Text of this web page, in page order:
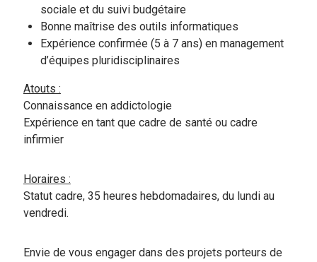
sociale et du suivi budgétaire
Bonne maîtrise des outils informatiques
Expérience confirmée (5 à 7 ans) en management
d’équipes pluridisciplinaires
Atouts :
Connaissance en addictologie
Expérience en tant que cadre de santé ou cadre
infirmier
Horaires :
Statut cadre, 35 heures hebdomadaires, du lundi au
vendredi.
Envie de vous engager dans des projets porteurs de